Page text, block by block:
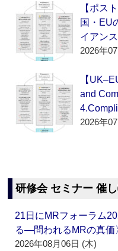
【ポス
国・EU
イアン
2026年
【
and
2026年
研修会 セミナー 催
21日にMRフォーラム
る―問われるMRの真
2026年08月06日 (木)